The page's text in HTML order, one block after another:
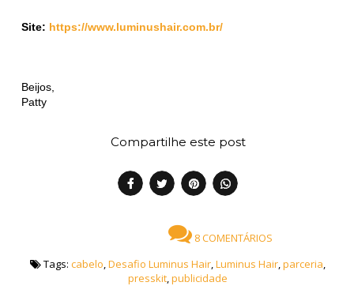
Site: https://www.luminushair.com.br/
Beijos,
Patty
Compartilhe este post
8 COMENTÁRIOS
Tags: cabelo,Desafio Luminus Hair,Luminus Hair,parceria,
presskit,publicidade